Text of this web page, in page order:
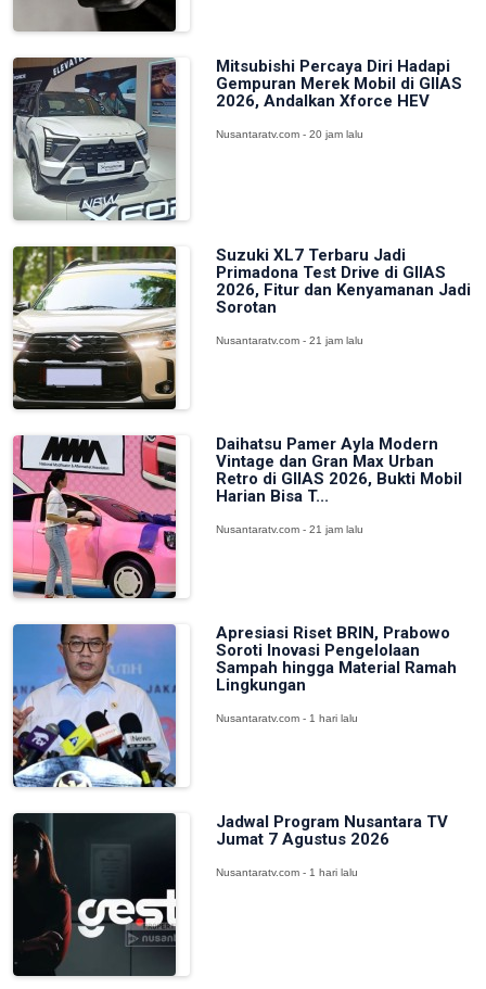
Mitsubishi Percaya Diri Hadapi
Gempuran Merek Mobil di GIIAS
2026, Andalkan Xforce HEV
Nusantaratv.com - 20 jam lalu
Suzuki XL7 Terbaru Jadi
Primadona Test Drive di GIIAS
2026, Fitur dan Kenyamanan Jadi
Sorotan
Nusantaratv.com - 21 jam lalu
Daihatsu Pamer Ayla Modern
Vintage dan Gran Max Urban
Retro di GIIAS 2026, Bukti Mobil
Harian Bisa T...
Nusantaratv.com - 21 jam lalu
Apresiasi Riset BRIN, Prabowo
Soroti Inovasi Pengelolaan
Sampah hingga Material Ramah
Lingkungan
Nusantaratv.com - 1 hari lalu
Jadwal Program Nusantara TV
Jumat 7 Agustus 2026
Nusantaratv.com - 1 hari lalu